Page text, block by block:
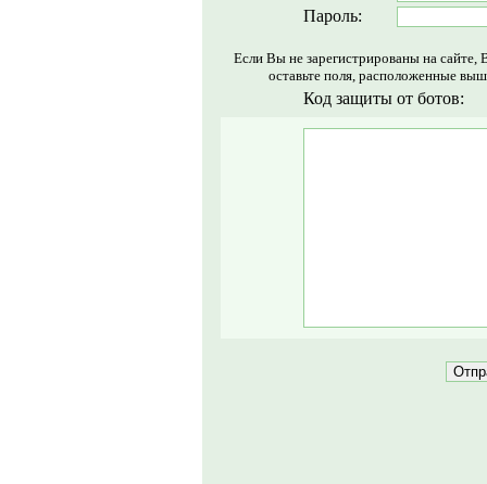
Пароль:
Если Вы не зарегистрированы на
оставьте поля, расположенные
Код защиты от ботов: